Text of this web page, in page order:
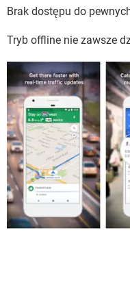
Brak dostępu do
Tryb offline nie zawsze